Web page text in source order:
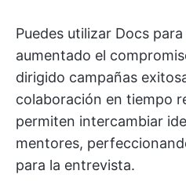
Puedes utilizar Docs
aumentado el
dirigido campañas
colaboración en tiempo
permiten intercambiar
mentores,
para la entrevista.